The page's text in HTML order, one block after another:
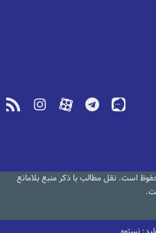
است. نقل مطالب با ذکر منبع بلامانع